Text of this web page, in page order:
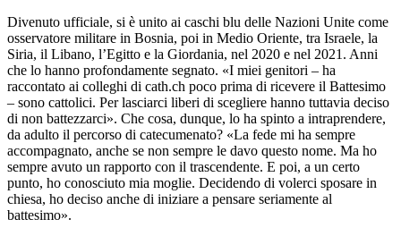
Divenuto ufficiale, si è unito ai caschi blu delle Nazioni Unite come
osservatore militare in Bosnia, poi in Medio Oriente, tra Israele, la
Siria, il Libano, l’Egitto e la Giordania, nel 2020 e nel 2021. Anni
che lo hanno profondamente segnato. «I miei genitori – ha
raccontato ai colleghi di cath.ch poco prima di ricevere il Battesimo
– sono cattolici. Per lasciarci liberi di scegliere hanno tuttavia deciso
di non battezzarci». Che cosa, dunque, lo ha spinto a intraprendere,
da adulto il percorso di catecumenato? «La fede mi ha sempre
accompagnato, anche se non sempre le davo questo nome. Ma ho
sempre avuto un rapporto con il trascendente. E poi, a un certo
punto, ho conosciuto mia moglie. Decidendo di volerci sposare in
chiesa, ho deciso anche di iniziare a pensare seriamente al
battesimo».